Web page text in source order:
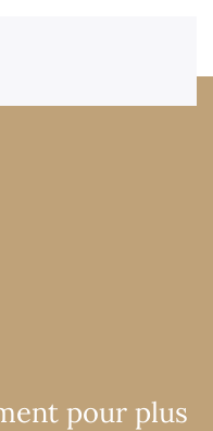
pour plus